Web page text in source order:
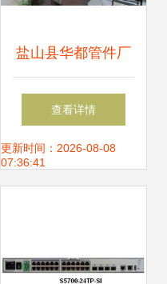
盐山县华都管件厂
专业制造铝制管
件，网络技术服务
查看详情
更新时间：2026-08-08
07:36:41